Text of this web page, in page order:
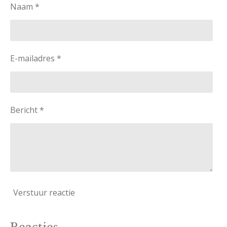
Naam *
E-mailadres *
Bericht *
Verstuur reactie